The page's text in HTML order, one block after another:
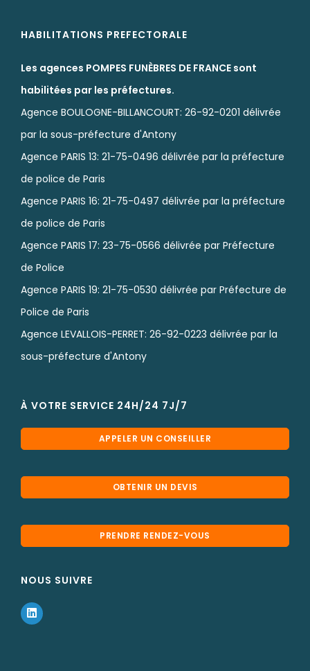
HABILITATIONS PREFECTORALE
Les agences POMPES FUNÈBRES DE FRANCE sont
habilitées par les préfectures.
Agence BOULOGNE-BILLANCOURT: 26-92-0201 délivrée
par la sous-préfecture d'Antony
Agence PARIS 13: 21-75-0496 délivrée par la préfecture
de police de Paris
Agence PARIS 16: 21-75-0497 délivrée par la préfecture
de police de Paris
Agence PARIS 17: 23-75-0566 délivrée par Préfecture
de Police
Agence PARIS 19: 21-75-0530 délivrée par Préfecture de
Police de Paris
Agence LEVALLOIS-PERRET: 26-92-0223 délivrée par la
sous-préfecture d'Antony
À VOTRE SERVICE 24H/24 7J/7
APPELER UN CONSEILLER
OBTENIR UN DEVIS
PRENDRE RENDEZ-VOUS
NOUS SUIVRE